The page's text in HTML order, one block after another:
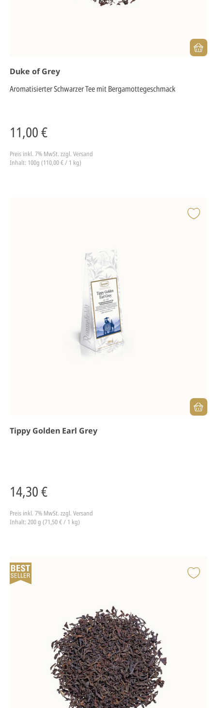
Duke of Grey
Aromatisierter Schwarzer Tee mit Bergamottegeschmack
11,00 €
Preis inkl. 7% MwSt. zzgl. Versand
Inhalt: 100g (110,00 € / 1 kg)
Tippy Golden Earl Grey
14,30 €
Preis inkl. 7% MwSt. zzgl. Versand
Inhalt: 200 g (71,50 € / 1 kg)